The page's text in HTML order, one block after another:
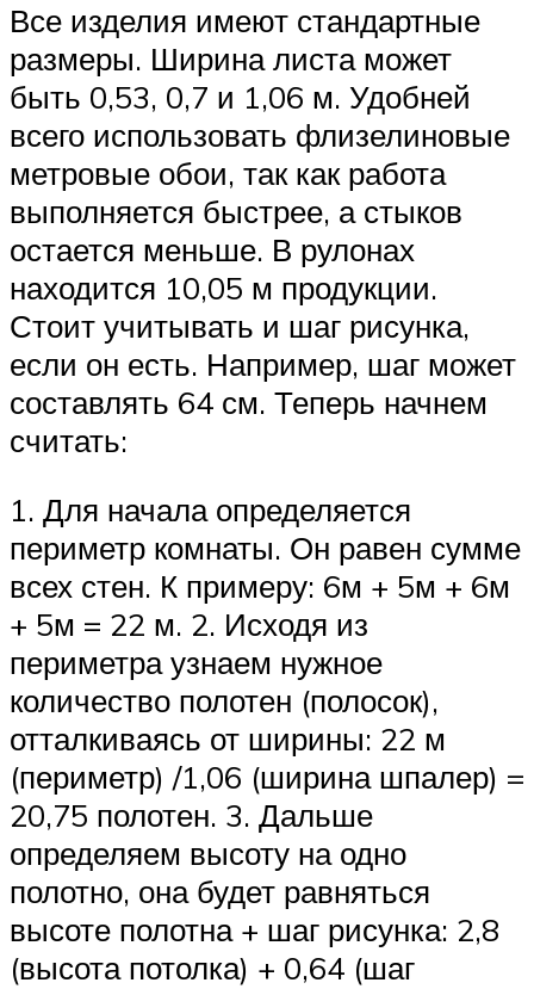
Все изделия имеют стандартные
размеры. Ширина листа может
быть 0,53, 0,7 и 1,06 м. Удобней
всего использовать флизелиновые
метровые обои, так как работа
выполняется быстрее, а стыков
остается меньше. В рулонах
находится 10,05 м продукции.
Стоит учитывать и шаг рисунка,
если он есть. Например, шаг может
составлять 64 см. Теперь начнем
считать:
1. Для начала определяется
периметр комнаты. Он равен сумме
всех стен. К примеру: 6м + 5м + 6м
+ 5м = 22 м. 2. Исходя из
периметра узнаем нужное
количество полотен (полосок),
отталкиваясь от ширины: 22 м
(периметр) /1,06 (ширина шпалер) =
20,75 полотен. 3. Дальше
определяем высоту на одно
полотно, она будет равняться
высоте полотна + шаг рисунка: 2,8
(высота потолка) + 0,64 (шаг